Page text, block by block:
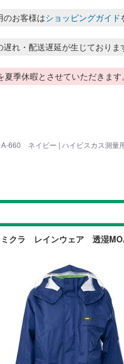
のお客様はショッピングガイド
れ・配送遅延が生じており
季休暇とさせていただきま
ネイビー | ハイビスカス測量
クラ レインウェア 透湿